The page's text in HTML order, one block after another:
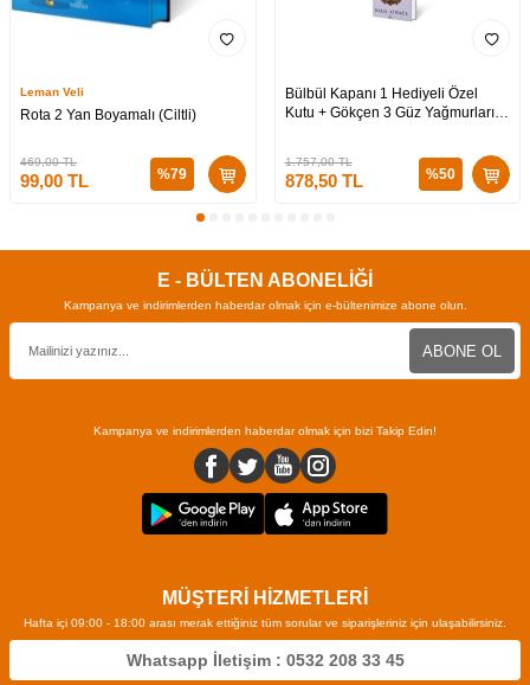
Leman Veli
Rota 2 Yan Boyamalı (Ciltli)
469,00TL
99,00 TL %79
Bülbül Kapanı 1 Hediyeli Özel
Kutu + Gökçen 3 Güz Yağmurları
1.757,00TL
878,50TL %50
E - BÜLTEN ABONELİĞİ
Kampanya ve indirimlerden haberdar olmak için e-bültenimize abone olun.
ABONE OL
Kampanya ve indirimlerden haberdar olmak için bizi Takip Edin!
MÜŞTERİ HİZMETLERİ
Hafta içi 09:00 - 18:00 arası merak ettiğiniz tüm sorular ve siparişleriniz için ulaşabilirsiniz.
Whatsapp İletişim : 0532 208 33 45